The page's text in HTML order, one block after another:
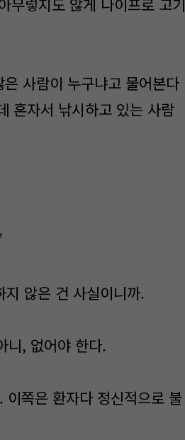
무렇지도 않게 나이프로 고기
사람이 누구냐고 물어본다
혼자서 낚시하고 있는 사람
않은 건 사실이니까.
니, 없어야 한다.
쪽은 환자다 정신적으로 불